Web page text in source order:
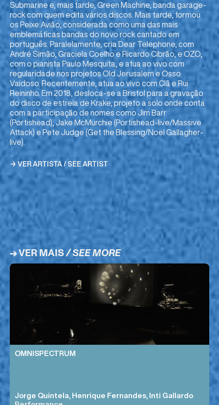
Submarine e, mais tarde, Green Machine, banda garage-
rock com quem edita vários discos. Mais tarde, formou
os Peixe:Avião, considerada como uma das mais
emblemáticas bandas do novo rock cantado em
português. Paralelamente, cria Dear Telephone, com
André Simão, Graciela Coelho e Ricardo Cibrão, e OZO,
com o pianista Paulo Mesquita, e atua ao vivo com
regularidade nos projetos Old Jerusalem e Osso
Vaidoso. Recentemente, atua ao vivo com Clã e Rui
Reininho. Em 2018, desloca-se a Bristol para a gravação
do disco de estreia de Krake, projeto a solo onde conta
com a participação de nomes como Jim Barr
(Portishead), Jake McMurchie (Portishead-live/Massive
Attack) e Pete Judge (Get the Blessing/Noel Gallagher-
live).
→ VER ARTISTA / SEE ARTIST
→ VER MAIS/ SEE MORE
OMNISPECTRUM
Jorge Quintela, Henrique Fernandes, Inti Gallardo